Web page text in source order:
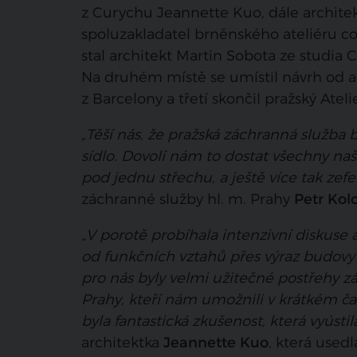
z Curychu Jeannette Kuo, dále
spoluzakladatel brněnského ateliéru
stal architekt Martin Sobota ze studia
Na druhém místě se umístil návrh od
z Barcelony a třetí skončil pražský
„Těší nás, že pražská záchranná
sídlo. Dovolí nám to dostat všechny
pod jednu střechu, a ještě více tak
záchranné služby hl. m. Prahy Petr
„V porotě probíhala intenzivní
od funkčních vztahů přes výraz
pro nás byly velmi užitečné postřehy
Prahy, kteří nám umožnili v krátkém
byla fantastická zkušenost, která
architektka Jeannette Kuo, která